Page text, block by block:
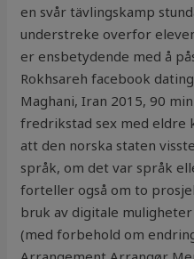
en svår tävlingskamp
understreke overfor
er ensbetydende med å
Rokhsareh facebook
Maghani, Iran 2015, 90
fredrikstad sex med eldre
att den norska staten
språk, om det var språk
forteller også om to
bruk av digitale
(med forbehold om